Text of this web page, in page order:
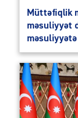
Müttəfiqlik
məsuliyyət
məsuliyyətə